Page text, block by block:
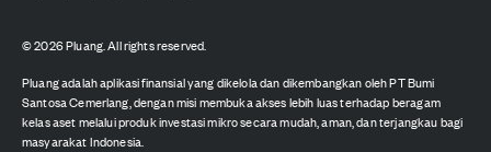
©2026Pluang. All rights reserved.
Pluang adalah aplikasi finansial yang dikelola dan dikembangkan oleh PT Bumi
Santosa Cemerlang, dengan misi membuka akses lebih luas terhadap beragam
kelas aset melalui produk investasi mikro secara mudah, aman, dan terjangkau bagi
masyarakat Indonesia.